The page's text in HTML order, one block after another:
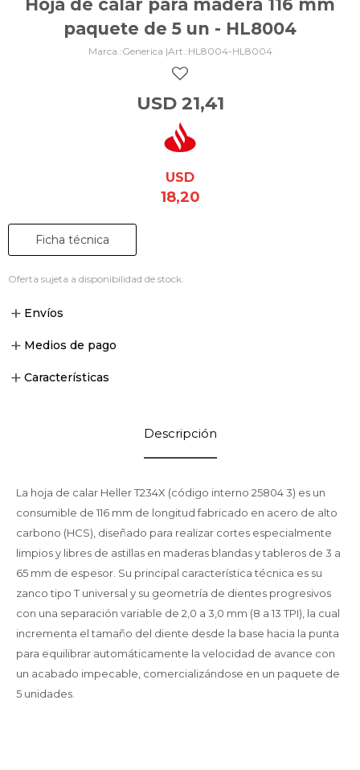
Hoja de calar para madera 116 mm
paquete de 5 un - HL8004
Generica | HL8004-HL8004
USD 21,41
USD
18,20
Ficha técnica
Oferta sujeta a disponibilidad de stock.
Envíos
Medios de pago
Características
Descripción
La hoja de calar Heller T234X (código interno 25804 3) es un
consumible de 116 mm de longitud fabricado en acero de alto
carbono (HCS), diseñado para realizar cortes especialmente
limpios y libres de astillas en maderas blandas y tableros de 3 a
65 mm de espesor. Su principal característica técnica es su
zanco tipo T universal y su geometría de dientes progresivos
con una separación variable de 2,0 a 3,0 mm (8 a 13 TPI), la cual
incrementa el tamaño del diente desde la base hacia la punta
para equilibrar automáticamente la velocidad de avance con
un acabado impecable, comercializándose en un paquete de
5 unidades.